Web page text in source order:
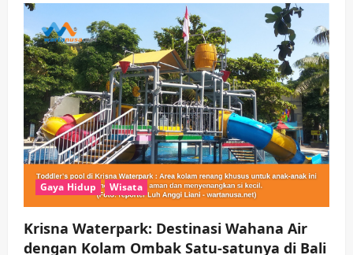
Gaya Hidup Wisata
Krisna Waterpark: Destinasi Wahana Air
dengan Kolam Ombak Satu-satunya di Bali